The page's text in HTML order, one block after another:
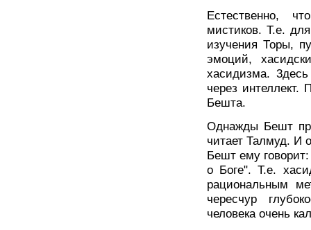
Естественно,
мистиков. Т.е.
изучения Торы,
эмоций,
хасидизма.
через интеллект.
Бешта.
Однажды Бешт
читает Талмуд. И
Бешт ему
о Боге". Т.е.
рациональным
чересчур
человека очень